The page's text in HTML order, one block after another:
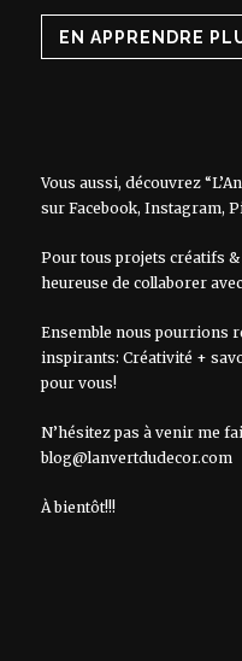
EN APPRENDRE
Vous aussi, découvrez
sur Facebook, Instagram,
Pour tous projets créatifs
heureuse de collaborer
Ensemble nous pourrions
inspirants: Créativité +
pour vous!
N’hésitez pas à venir me
blog@lanvertdudecor.com
À bientôt!!!